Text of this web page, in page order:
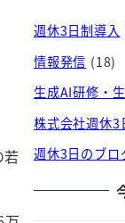
週休3日制導入
情報発信 (18)
生成AI研修・
株式会社週休3
週休3日のブロ